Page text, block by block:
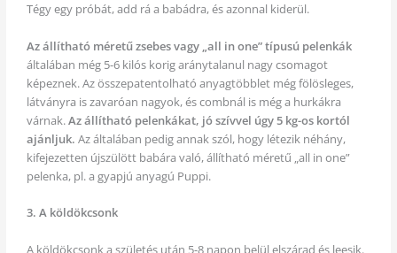
Tégy egy próbát, add rá a babádra, és azonnal kiderül.
Az állítható méretű zsebes vagy „all in one” típusú pelenkák
általában még 5-6 kilós korig aránytalanul nagy csomagot
képeznek. Az összepatentolható anyagtöbblet még fölösleges,
látványra is zavaróan nagyok, és combnál is még a hurkákra
várnak.Az állítható pelenkákat, jó szívvel úgy 5 kg-os kortól
ajánljuk. Az általában pedig annak szól, hogy létezik néhány,
kifejezetten újszülött babára való, állítható méretű „all in one”
pelenka, pl. a gyapjú anyagú Puppi.
3. A köldökcsonk
A köldökcsonk a születés után 5-8 napon belül elszárad és leesik.